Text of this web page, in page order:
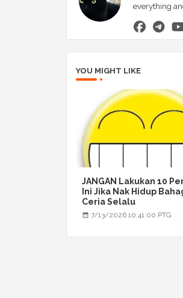
everything
YOU MIGHT LIKE
JANGAN Lakukan 10
Ini Jika Nak Hidup
Ceria Selalu
7/13/2026 10:41:00 PTG